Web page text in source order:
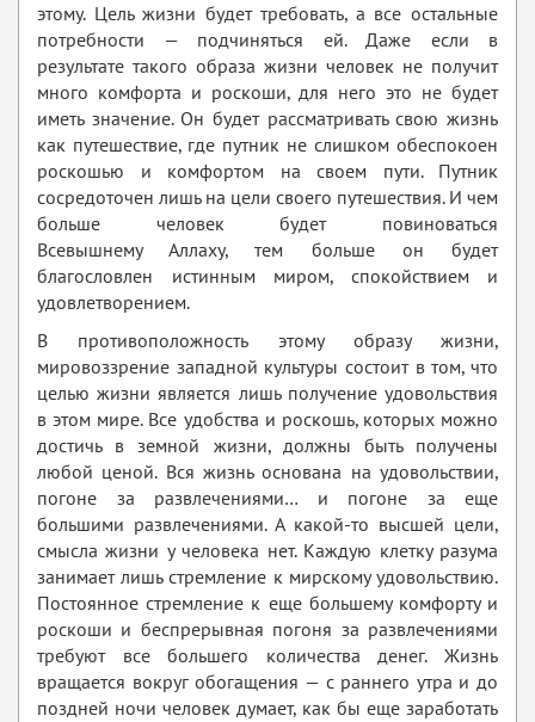
этому. Цель жизни будет требовать, а все остальные
потребности — подчиняться ей. Даже если в
результате такого образа жизни человек не получит
много комфорта и роскоши, для него это не будет
иметь значение. Он будет рассматривать свою жизнь
как путешествие, где путник не слишком обеспокоен
роскошью и комфортом на своем пути. Путник
сосредоточен лишь на цели своего путешествия. И чем
больше человек будет повиноваться
Всевышнему Аллаху, тем больше он будет
благословлен истинным миром, спокойствием и
удовлетворением.
В противоположность этому образу жизни,
мировоззрение западной культуры состоит в том, что
целью жизни является лишь получение удовольствия
в этом мире. Все удобства и роскошь, которых можно
достичь в земной жизни, должны быть получены
любой ценой. Вся жизнь основана на удовольствии,
погоне за развлечениями… и погоне за еще
большими развлечениями. А какой-то высшей цели,
смысла жизни у человека нет. Каждую клетку разума
занимает лишь стремление к мирскому удовольствию.
Постоянное стремление к еще большему комфорту и
роскоши и беспрерывная погоня за развлечениями
требуют все большего количества денег. Жизнь
вращается вокруг обогащения — с раннего утра и до
поздней ночи человек думает, как бы еще заработать